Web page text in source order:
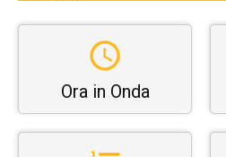
Ora in Onda